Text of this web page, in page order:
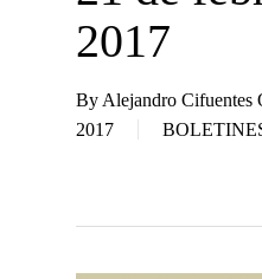
2017
By Alejandro Cifuentes
2017